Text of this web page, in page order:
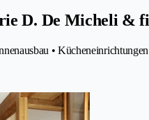
D. De Micheli &
•